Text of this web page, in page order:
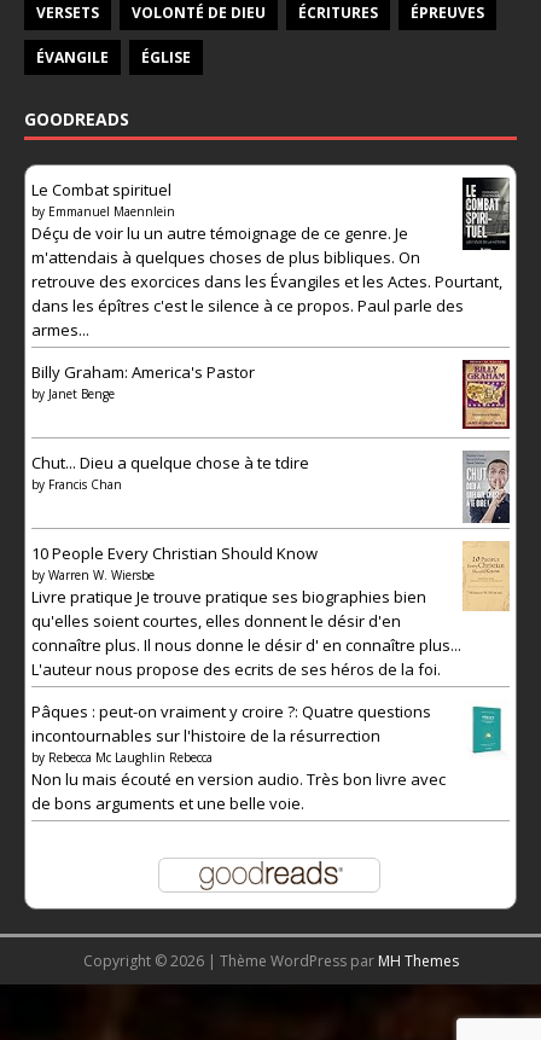
VERSETS VOLONTÉ DE DIEU ÉCRITURES ÉPREUVES
ÉVANGILE ÉGLISE
GOODREADS
Le Combat spirituel
by Emmanuel Maennlein
Déçu de voir lu un autre témoignage de ce genre. Je
m'attendais à quelques choses de plus bibliques. On
retrouve des exorcices dans les Évangiles et les Actes. Pourtant,
dans les épîtres c'est le silence à ce propos. Paul parle des
armes...
Billy Graham: America's Pastor
by Janet Benge
Chut... Dieu a quelque chose à te tdire
by Francis Chan
10 People Every Christian Should Know
by Warren W. Wiersbe
Livre pratique Je trouve pratique ses biographies bien
qu'elles soient courtes, elles donnent le désir d'en
connaître plus. Il nous donne le désir d' en connaître plus...
L'auteur nous propose des ecrits de ses héros de la foi.
Pâques : peut-on vraiment y croire ?: Quatre questions
incontournables sur l'histoire de la résurrection
by Rebecca Mc Laughlin Rebecca
Non lu mais écouté en version audio. Très bon livre avec
de bons arguments et une belle voie.
Copyright © 2026 | Thème WordPress par MH Themes